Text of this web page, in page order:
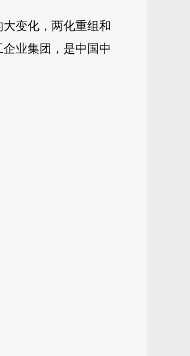
变化，两化重组和
业集团，是中国中